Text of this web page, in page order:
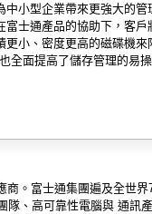
小型企業帶來更強大的
士通產品的協助下，客
小、密度更高的磁碟機
全面提高了儲存管理的易
。富士通集團遍及全世
隊、高可靠性電腦與 通訊